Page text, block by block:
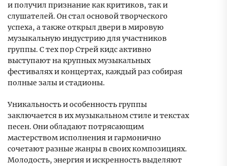
и получил признание как критиков, так и
слушателей. Он стал основой творческого
успеха, а также открыл двери в мировую
музыкальную индустрию для участников
группы. С тех пор Стрей кидс активно
выступают на крупных музыкальных
фестивалях и концертах, каждый раз собирая
полные залы и стадионы.
Уникальность и особенность группы
заключается в их музыкальном стиле и текстах
песен. Они обладают потрясающим
мастерством исполнения и гармонично
сочетают разные жанры в своих композициях.
Молодость, энергия и искренность выделяют